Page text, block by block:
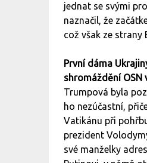
jednat se svými
naznačil, že
což však ze strany
První dáma
shromáždění OSN
Trumpová byla
ho nezúčastní,
Vatikánu při
prezident
své manželky